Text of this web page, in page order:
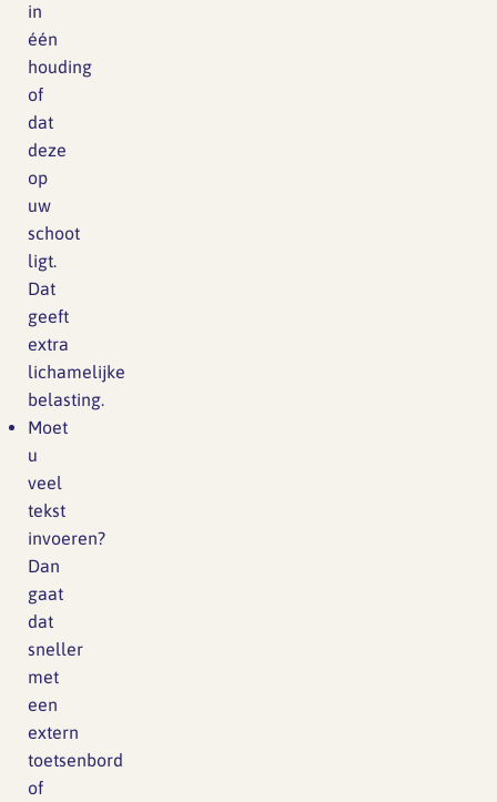
in
één
houding
of
dat
deze
op
uw
schoot
ligt.
Dat
geeft
extra
lichamelijke
belasting.
Moet
u
veel
tekst
invoeren?
Dan
gaat
dat
sneller
met
een
extern
toetsenbord
of